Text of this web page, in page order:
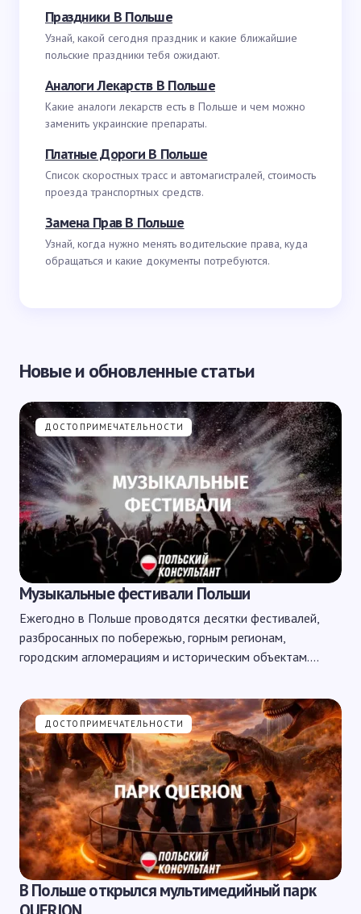
Праздники В Польше
Узнай, какой сегодня праздник и какие ближайшие
польские праздники тебя ожидают.
Аналоги Лекарств В Польше
Какие аналоги лекарств есть в Польше и чем можно
заменить украинские препараты.
Платные Дороги В Польше
Список скоростных трасс и автомагистралей, стоимость
проезда транспортных средств.
Замена Прав В Польше
Узнай, когда нужно менять водительские права, куда
обращаться и какие документы потребуются.
Новые и обновленные статьи
ДОСТОПРИМЕЧАТЕЛЬНОСТИ
Музыкальные фестивали Польши
Ежегодно в Польше проводятся десятки фестивалей,
разбросанных по побережью, горным регионам,
городским агломерациям и историческим объектам.…
ДОСТОПРИМЕЧАТЕЛЬНОСТИ
В Польше открылся мультимедийный парк